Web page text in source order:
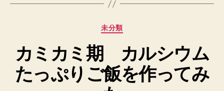
カ
ー
未分類
カミカミ期 カルシウム
たっぷりご飯を作ってみ